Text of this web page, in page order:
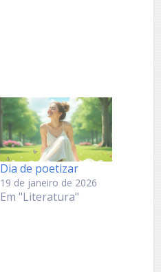
Dia de poetizar
19 de janeiro de 2026
Em "Literatura"